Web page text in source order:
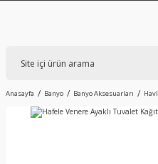
Anasayfa Banyo Banyo Aksesuarları